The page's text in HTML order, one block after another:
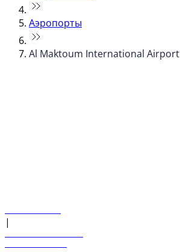
Аэропорты
Al Maktoum International Airport
|